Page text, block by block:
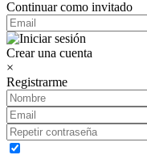
Continuar como invitado
Crear una cuenta
×
Registrarme